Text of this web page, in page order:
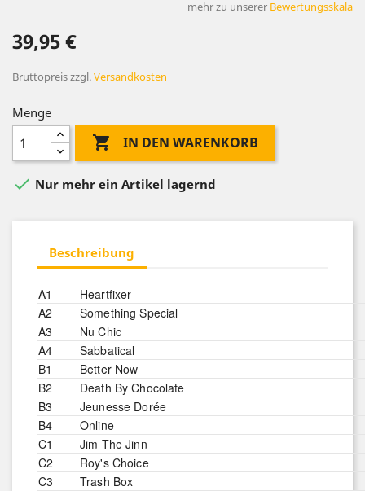
mehr zu unserer Bewertungsskala
39,95 €
Bruttopreiszzgl.Versandkosten
Menge
 IN DEN WARENKORB
 Nur mehr ein Artikel lagernd
Beschreibung
A1
Heartfixer
A2
Something Special
A3
Nu Chic
A4
Sabbatical
B1
Better Now
B2
Death By Chocolate
B3
Jeunesse Dorée
B4
Online
C1
Jim The Jinn
C2
Roy's Choice
C3
Trash Box